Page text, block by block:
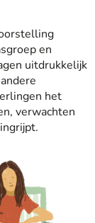
en
uitdrukkelijk
het
verwachten